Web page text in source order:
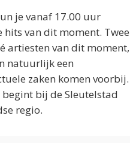
je vanaf 17.00 uur
van dit moment. Twee
artiesten van dit moment,
natuurlijk een
zaken komen voorbij.
bij de Sleutelstad
regio.